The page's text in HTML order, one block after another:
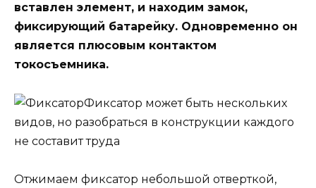
вставлен элемент, и находим замок,
фиксирующий батарейку. Одновременно он
является плюсовым контактом
токосъемника.
Фиксатор может быть нескольких
видов, но разобраться в конструкции каждого
не составит труда
Отжимаем фиксатор небольшой отверткой,